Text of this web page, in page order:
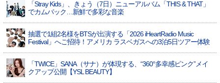
「Stray Kids」、きょう（7日）ニューアルバム「THIS & THAT」
でカムバック…新鮮で多彩な音楽
抽選で1組2名様をBTSが出演する「2026 iHeartRadio Music
Festival」へご招待！アメリカ ラスベガスへの3泊5日ツアー体験
「TWICE」SANA（サナ）が体現する、“360°多幸感ピンク”メイ
クアップ公開【YSL BEAUTY】